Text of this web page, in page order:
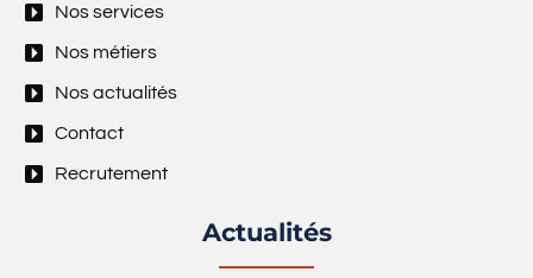
Nos services
Nos métiers
Nos actualités
Contact
Recrutement
Actualités